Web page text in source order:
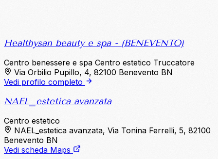
Healthysan beauty e spa - (BENEVENTO)
Centro benessere e spa Centro estetico Truccatore
Via Orbilio Pupillo, 4, 82100 Benevento BN
Vedi profilo completo
NAEL_estetica avanzata
Centro estetico
NAEL_estetica avanzata, Via Tonina Ferrelli, 5, 82100
Benevento BN
Vedi scheda Maps